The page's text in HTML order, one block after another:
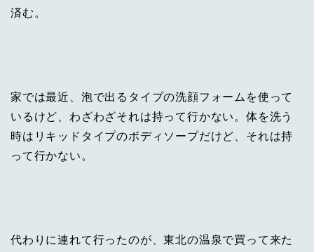
済む。
家では最近、泡で出るタイプの洗顔フォームを使って
いるけど、わざわざそれは持って行かない。体を洗う
時はリキッドタイプのボディソープだけど、それは持
って行かない。
代わりに連れて行ったのが、東北の温泉で買って来た